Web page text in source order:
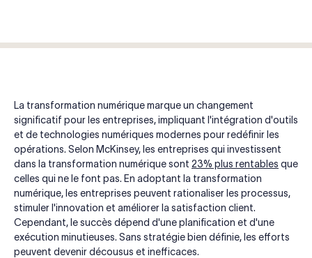
La transformation numérique marque un changement
significatif pour les entreprises, impliquant l'intégration d'outils
et de technologies numériques modernes pour redéfinir les
opérations. Selon McKinsey, les entreprises qui investissent
dans la transformation numérique sont 23% plus rentables que
celles qui ne le font pas. En adoptant la transformation
numérique, les entreprises peuvent rationaliser les processus,
stimuler l'innovation et améliorer la satisfaction client.
Cependant, le succès dépend d'une planification et d'une
exécution minutieuses. Sans stratégie bien définie, les efforts
peuvent devenir décousus et inefficaces.